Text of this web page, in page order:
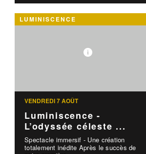
LUMINISCENCE
VENDREDI 7 AOÛT
Luminiscence -
L’odyssée céleste ...
Spectacle immersif - Une création
totalement inédite Après le succès de